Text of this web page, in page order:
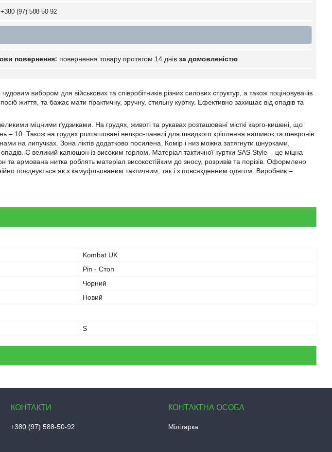
+380 (97) 588-50-92
повернення товару протягом 14 днів за домовленістю
вибором для військових та співробітників різних силових структур, а також поціновувачів
життя, та бажає мати практичну, зручну, стильну куртку. Ефективно захищає від опадів та
міцними ґудзиками. На грудях, животі та рукавах розташовані місткі карго-кишені, що
– 10. Також на грудях розташовані велкро-панелі для швидкого кріплення нашивок та шевронів
на липучках. Зона ліктів додатково посилена. Комір і низ можна затягнути шнурками,
опадів. Є великий капюшон із високим горлом. Матеріал тактичної куртки SAS Style – це міцна
армована нитка роблять матеріал високостійким до зносу, розривів та порізів. Оформлено
поєднується як з камуфльованим тактичним, так і з повсякденним одягом. Виробник –
Kombat UK
Ріп - Стоп
Чорний
Новий
S
+380 (97) 588-50-92 Мілітарка